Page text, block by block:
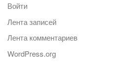
Войти
Лента записей
Лента комментариев
WordPress.org